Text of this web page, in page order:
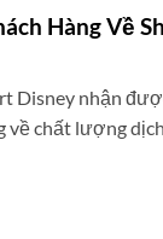
Hàng Về
Disney nhận
về chất lượng